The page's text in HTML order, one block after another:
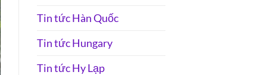
Tin tức Hàn Quốc
Tin tức Hungary
Tin tức Hy Lạp